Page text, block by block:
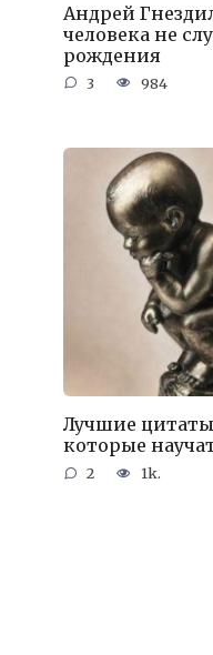
Андрей
человека не
рождения
3 984
Лучшие цитаты
которые
2 1k.